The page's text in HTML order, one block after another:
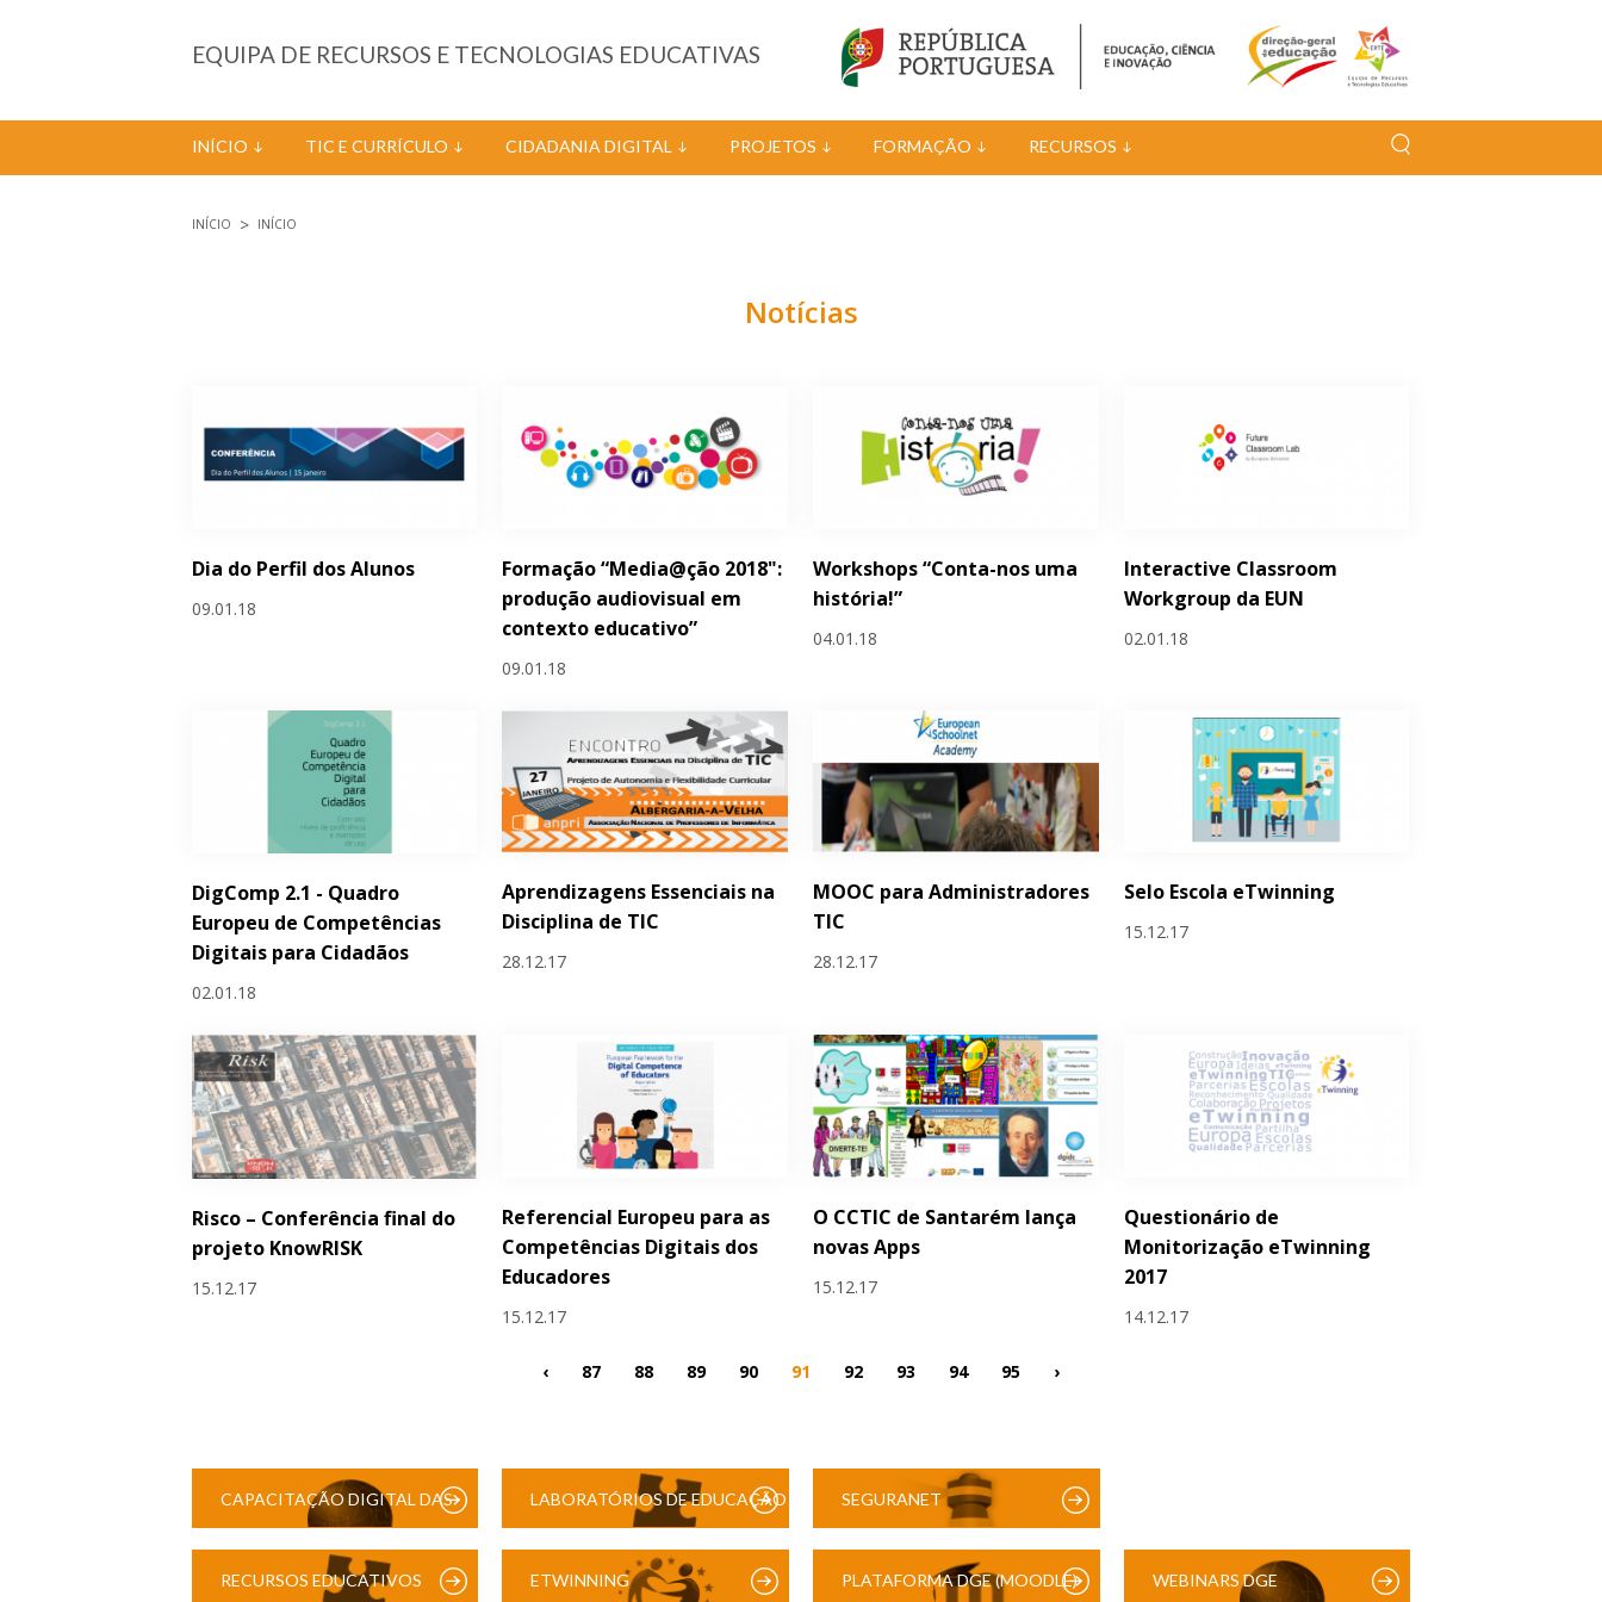
EQUIPA DE RECURSOS E TECNOLOGIAS EDUCATIVAS
INÍCIO TIC E CURRÍCULO CIDADANIA DIGITAL PROJETOS FORMAÇÃO RECURSOS
INÍCIO INÍCIO
Notícias
Dia do Perfil dos Alunos
09.01.18
Formação “Media@ção 2018":
produção audiovisual em
contexto educativo”
09.01.18
Workshops “Conta-nos uma
história!”
04.01.18
Interactive Classroom
Workgroup da EUN
02.01.18
DigComp 2.1 - Quadro
Europeu de Competências
Digitais para Cidadãos
02.01.18
Aprendizagens Essenciais na
Disciplina de TIC
28.12.17
MOOC para Administradores
TIC
28.12.17
Selo Escola eTwinning
15.12.17
Risco – Conferência final do
projeto KnowRISK
15.12.17
Referencial Europeu para as
Competências Digitais dos
Educadores
15.12.17
O CCTIC de Santarém lança
novas Apps
15.12.17
Questionário de
Monitorização eTwinning
2017
14.12.17
Páginas
‹ 87 88 89 90 91 92 93 94 95 ›
CAPACITAÇÃO DIGITAL DAS LABORATÓRIOS DE EDUCAÇÃO SEGURANET
RECURSOS EDUCATIVOS ETWINNING PLATAFORMA DGE (MOODLE) WEBINARS DGE